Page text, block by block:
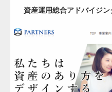
資産運用総合アドバイジ
Update: